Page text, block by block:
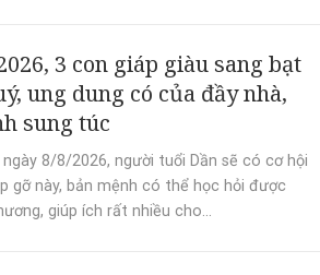
3 con giáp giàu sang bạt
ung dung có của đầy nhà,
sung túc
8/8/2026, người tuổi Dần sẽ có cơ hội
gỡ này, bản mệnh có thể học hỏi được
giúp ích rất nhiều cho...